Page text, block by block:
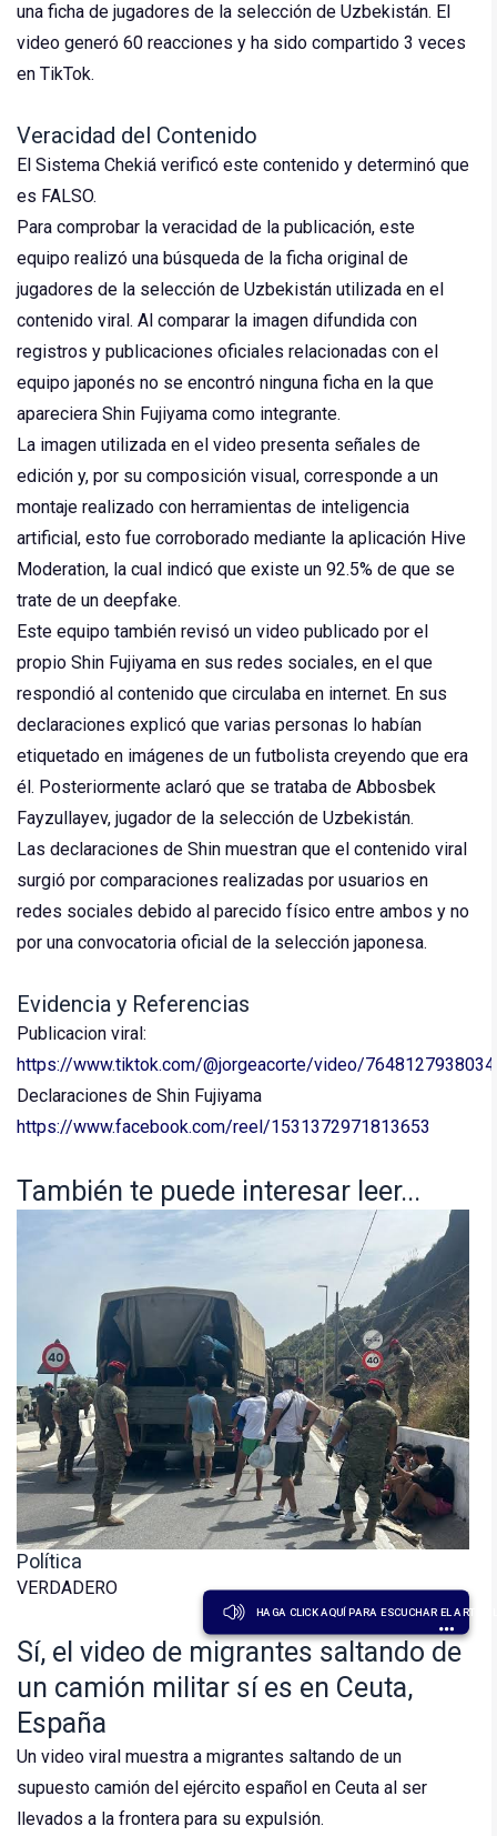
HAGA CLICK AQUÍ PARA ESCUCHAR EL
una ficha de jugadores de la selección de Uzbekistán. El
video generó 60 reacciones y ha sido compartido 3 veces
en TikTok.
Veracidad del Contenido
El Sistema Chekiá verificó este contenido y determinó que
es FALSO.
Para comprobar la veracidad de la publicación, este
equipo realizó una búsqueda de la ficha original de
jugadores de la selección de Uzbekistán utilizada en el
contenido viral. Al comparar la imagen difundida con
registros y publicaciones oficiales relacionadas con el
equipo japonés no se encontró ninguna ficha en la que
apareciera Shin Fujiyama como integrante.
La imagen utilizada en el video presenta señales de
edición y, por su composición visual, corresponde a un
montaje realizado con herramientas de inteligencia
artificial, esto fue corroborado mediante la aplicación Hive
Moderation, la cual indicó que existe un 92.5% de que se
trate de un deepfake.
Este equipo también revisó un video publicado por el
propio Shin Fujiyama en sus redes sociales, en el que
respondió al contenido que circulaba en internet. En sus
declaraciones explicó que varias personas lo habían
etiquetado en imágenes de un futbolista creyendo que era
él. Posteriormente aclaró que se trataba de Abbosbek
Fayzullayev, jugador de la selección de Uzbekistán.
Las declaraciones de Shin muestran que el contenido viral
surgió por comparaciones realizadas por usuarios en
redes sociales debido al parecido físico entre ambos y no
por una convocatoria oficial de la selección japonesa.
Evidencia y Referencias
Publicacion viral:
https://www.tiktok.com/@jorgeacorte/video/
Declaraciones de Shin Fujiyama
https://www.facebook.com/reel/1531372971813653
También te puede interesar leer...
Política
VERDADERO
Sí, el video de migrantes saltando de
un camión militar sí es en Ceuta,
España
Un video viral muestra a migrantes saltando de un
supuesto camión del ejército español en Ceuta al ser
llevados a la frontera para su expulsión.